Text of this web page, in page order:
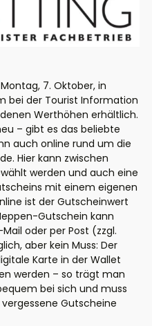
7. Oktober, in
bei der Tourist Information
Werthöhen erhältlich.
– gibt es das beliebte
auch online rund um die
Hier kann zwischen
werden und auch eine
mit einem eigenen
ist der Gutscheinwert
Gutschein kann
oder per Post (zzgl.
aber kein Muss: Der
Karte in der Wallet
werden – so trägt man
bei sich und muss
Gutscheine